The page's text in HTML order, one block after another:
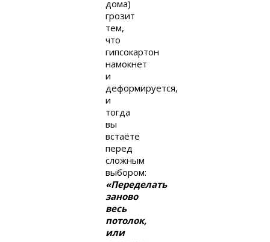
дома)
грозит
тем,
что
гипсокартон
намокнет
и
деформируется,
и
тогда
вы
встаёте
перед
сложным
выбором:
«Переделать
заново
весь
потолок,
или